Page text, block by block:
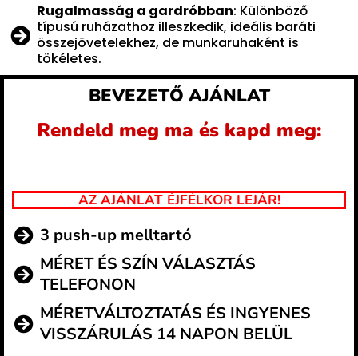
Rugalmasság a gardróbban: Különböző
típusú ruházathoz illeszkedik, ideális baráti
összejövetelekhez, de munkaruhaként is
tökéletes.
BEVEZETŐ AJÁNLAT
Rendeld meg ma és kapd meg:
AZ AJÁNLAT ÉJFÉLKOR LEJÁR!
3 push-up melltartó
MÉRET ÉS SZÍN VÁLASZTÁS
TELEFONON
MÉRETVÁLTOZTATÁS ÉS INGYENES
VISSZÁRULÁS 14 NAPON BELÜL